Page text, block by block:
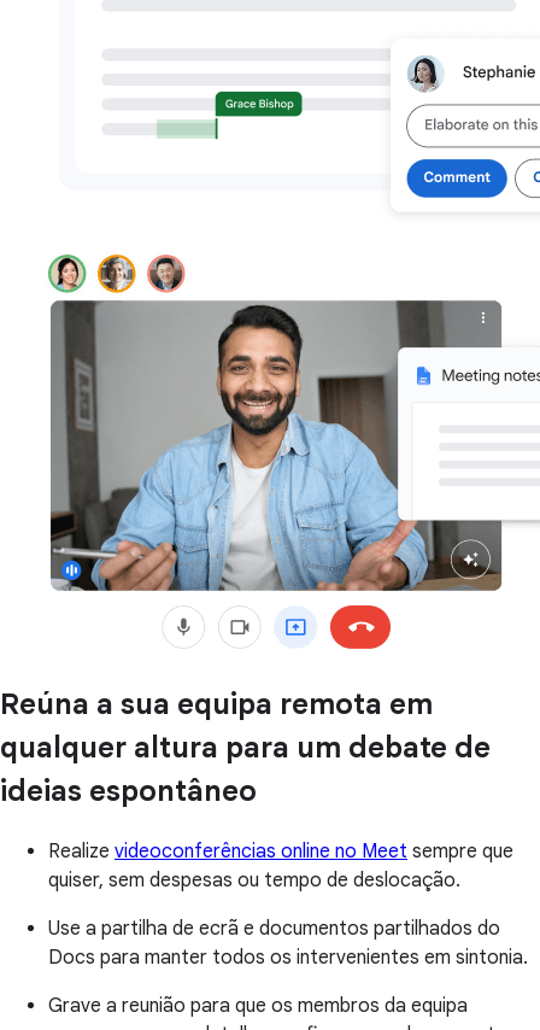
Reúna a sua equipa remota em
qualquer altura para um debate de
ideias espontâneo
Realize videoconferências online no Meet sempre que
quiser, sem despesas ou tempo de deslocação.
Use a partilha de ecrã e documentos partilhados do
Docs para manter todos os intervenientes em sintonia.
Grave a reunião para que os membros da equipa